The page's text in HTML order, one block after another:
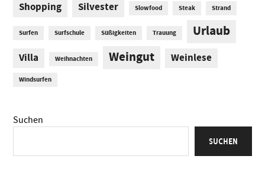
Shopping Silvester Slowfood Steak Strand
Surfen Surfschule Süßigkeiten Trauung Urlaub
Villa Weihnachten Weingut Weinlese
Windsurfen
Suchen
SUCHEN